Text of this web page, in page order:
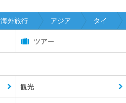
海外旅行 アジア タイ
ツアー
観光